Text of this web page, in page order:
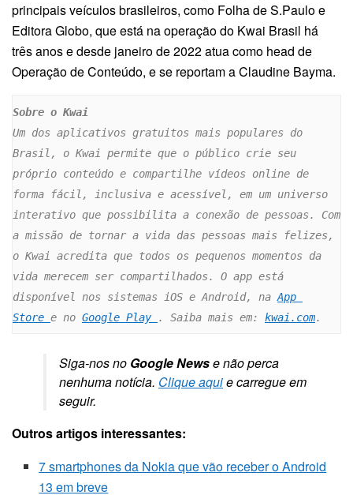
principais veículos brasileiros, como Folha de S.Paulo e
Editora Globo, que está na operação do Kwai Brasil há
três anos e desde janeiro de 2022 atua como head de
Operação de Conteúdo, e se reportam a Claudine Bayma.
Um dos aplicativos gratuitos mais populares do
Brasil, o Kwai permite que o público crie seu
próprio conteúdo e compartilhe vídeos online de
forma fácil, inclusiva e acessível, em um universo
interativo que possibilita a conexão de pessoas. Com
a missão de tornar a vida das pessoas mais felizes,
o Kwai acredita que todos os pequenos momentos da
vida merecem ser compartilhados. O app está
disponível nos sistemas iOS e Android, na App
Store e no Google Play . Saiba mais em: kwai.com.
Siga-nos no Google Newse não perca
nenhuma notícia. Clique aquie carregue em
seguir.
Outros artigos interessantes:
7 smartphones da Nokia que vão receber o Android
13 em breve